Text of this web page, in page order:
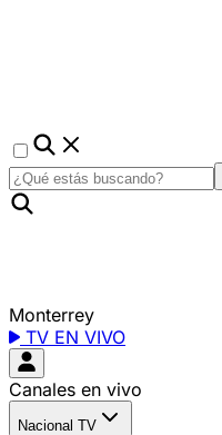
Monterrey
TV EN VIVO
Canales en vivo
Nacional TV